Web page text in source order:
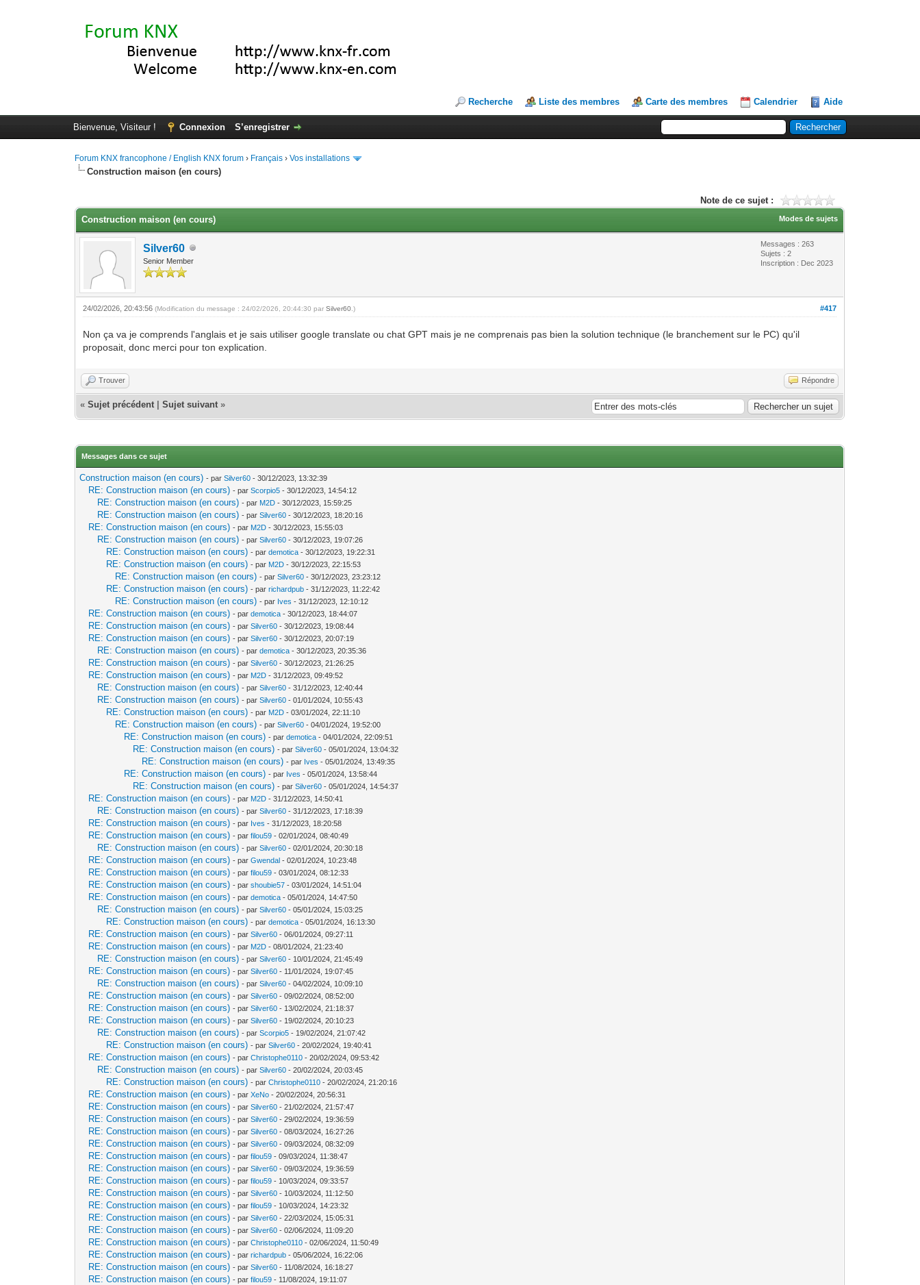
Recherche Liste des membres Carte des membres Calendrier Aide
Bienvenue, Visiteur ! Connexion S’enregistrer
Forum KNX francophone / English KNX forum › Français ›Vos installations
Construction maison (en cours)
Note de ce sujet :
Modes de sujets
Construction maison (en cours)
Silver60
Senior Member
Messages : 263
Sujets : 2
Inscription : Dec 2023
#417
24/02/2026, 20:43:56(Modification du message : 24/02/2026, 20:44:30 parSilver60 .)
Non ça va je comprends l'anglais et je sais utiliser google translate ou chat GPT mais je ne comprenais pas bien la solution technique (le branchement sur le PC) qu'il
proposait, donc merci pour ton explication.
Trouver Répondre
«Sujet précédent |Sujet suivant »
Messages dans ce sujet
Construction maison (en cours) - parSilver60 - 30/12/2023, 13:32:39
RE: Construction maison (en cours) - parScorpio5 - 30/12/2023, 14:54:12
RE: Construction maison (en cours) - par M2D - 30/12/2023, 15:59:25
RE: Construction maison (en cours) - parSilver60 - 30/12/2023, 18:20:16
RE: Construction maison (en cours) - par M2D - 30/12/2023, 15:55:03
RE: Construction maison (en cours) - parSilver60 - 30/12/2023, 19:07:26
RE: Construction maison (en cours) - pardemotica - 30/12/2023, 19:22:31
RE: Construction maison (en cours) - par M2D - 30/12/2023, 22:15:53
RE: Construction maison (en cours) - parSilver60 - 30/12/2023, 23:23:12
RE: Construction maison (en cours) - parrichardpub - 31/12/2023, 11:22:42
RE: Construction maison (en cours) - par Ives - 31/12/2023, 12:10:12
RE: Construction maison (en cours) - pardemotica - 30/12/2023, 18:44:07
RE: Construction maison (en cours) - parSilver60 - 30/12/2023, 19:08:44
RE: Construction maison (en cours) - parSilver60 - 30/12/2023, 20:07:19
RE: Construction maison (en cours) - pardemotica - 30/12/2023, 20:35:36
RE: Construction maison (en cours) - parSilver60 - 30/12/2023, 21:26:25
RE: Construction maison (en cours) - par M2D - 31/12/2023, 09:49:52
RE: Construction maison (en cours) - parSilver60 - 31/12/2023, 12:40:44
RE: Construction maison (en cours) - parSilver60 - 01/01/2024, 10:55:43
RE: Construction maison (en cours) - par M2D - 03/01/2024, 22:11:10
RE: Construction maison (en cours) - parSilver60 - 04/01/2024, 19:52:00
RE: Construction maison (en cours) - pardemotica - 04/01/2024, 22:09:51
RE: Construction maison (en cours) - parSilver60 - 05/01/2024, 13:04:32
RE: Construction maison (en cours) - par Ives - 05/01/2024, 13:49:35
RE: Construction maison (en cours) - par Ives - 05/01/2024, 13:58:44
RE: Construction maison (en cours) - parSilver60 - 05/01/2024, 14:54:37
RE: Construction maison (en cours) - par M2D - 31/12/2023, 14:50:41
RE: Construction maison (en cours) - parSilver60 - 31/12/2023, 17:18:39
RE: Construction maison (en cours) - par Ives - 31/12/2023, 18:20:58
RE: Construction maison (en cours) - parfilou59 - 02/01/2024, 08:40:49
RE: Construction maison (en cours) - parSilver60 - 02/01/2024, 20:30:18
RE: Construction maison (en cours) - parGwendal - 02/01/2024, 10:23:48
RE: Construction maison (en cours) - parfilou59 - 03/01/2024, 08:12:33
RE: Construction maison (en cours) - parshoubie57 - 03/01/2024, 14:51:04
RE: Construction maison (en cours) - pardemotica - 05/01/2024, 14:47:50
RE: Construction maison (en cours) - parSilver60 - 05/01/2024, 15:03:25
RE: Construction maison (en cours) - pardemotica - 05/01/2024, 16:13:30
RE: Construction maison (en cours) - parSilver60 - 06/01/2024, 09:27:11
RE: Construction maison (en cours) - par M2D - 08/01/2024, 21:23:40
RE: Construction maison (en cours) - parSilver60 - 10/01/2024, 21:45:49
RE: Construction maison (en cours) - parSilver60 - 11/01/2024, 19:07:45
RE: Construction maison (en cours) - parSilver60 - 04/02/2024, 10:09:10
RE: Construction maison (en cours) - parSilver60 - 09/02/2024, 08:52:00
RE: Construction maison (en cours) - parSilver60 - 13/02/2024, 21:18:37
RE: Construction maison (en cours) - parSilver60 - 19/02/2024, 20:10:23
RE: Construction maison (en cours) - parScorpio5 - 19/02/2024, 21:07:42
RE: Construction maison (en cours) - parSilver60 - 20/02/2024, 19:40:41
RE: Construction maison (en cours) - parChristophe0110 - 20/02/2024, 09:53:42
RE: Construction maison (en cours) - parSilver60 - 20/02/2024, 20:03:45
RE: Construction maison (en cours) - parChristophe0110 - 20/02/2024, 21:20:16
RE: Construction maison (en cours) - parXeNo - 20/02/2024, 20:56:31
RE: Construction maison (en cours) - parSilver60 - 21/02/2024, 21:57:47
RE: Construction maison (en cours) - parSilver60 - 29/02/2024, 19:36:59
RE: Construction maison (en cours) - parSilver60 - 08/03/2024, 16:27:26
RE: Construction maison (en cours) - parSilver60 - 09/03/2024, 08:32:09
RE: Construction maison (en cours) - parfilou59 - 09/03/2024, 11:38:47
RE: Construction maison (en cours) - parSilver60 - 09/03/2024, 19:36:59
RE: Construction maison (en cours) - parfilou59 - 10/03/2024, 09:33:57
RE: Construction maison (en cours) - parSilver60 - 10/03/2024, 11:12:50
RE: Construction maison (en cours) - parfilou59 - 10/03/2024, 14:23:32
RE: Construction maison (en cours) - parSilver60 - 22/03/2024, 15:05:31
RE: Construction maison (en cours) - parSilver60 - 02/06/2024, 11:09:20
RE: Construction maison (en cours) - parChristophe0110 - 02/06/2024, 11:50:49
RE: Construction maison (en cours) - parrichardpub - 05/06/2024, 16:22:06
RE: Construction maison (en cours) - parSilver60 - 11/08/2024, 16:18:27
RE: Construction maison (en cours) - parfilou59 - 11/08/2024, 19:11:07